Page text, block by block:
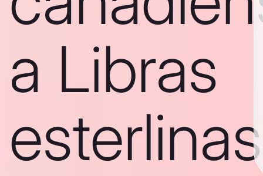
a Libras
esterlinas